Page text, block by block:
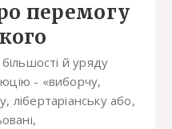
перемогу
й уряду
- «виборчу,
лібертаріанську або,